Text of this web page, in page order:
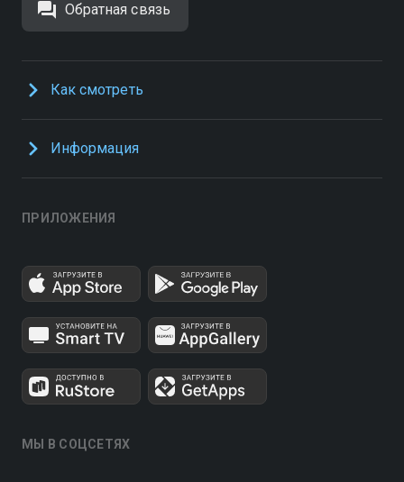
Обратная связь
Как смотреть
Информация
ПРИЛОЖЕНИЯ
МЫ В СОЦСЕТЯХ